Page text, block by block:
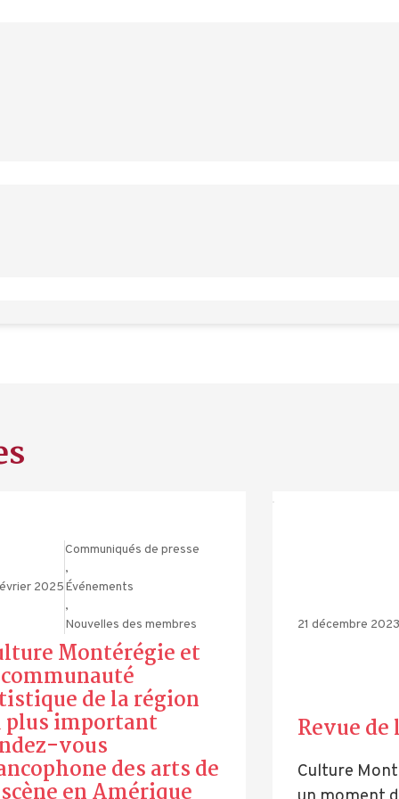
2025
Communiqués de presse
,
Événements
,
Nouvelles des membres
Montérégie et
de la région
plus important
vous
des arts de
21 décembre 2023
Revue de
Culture